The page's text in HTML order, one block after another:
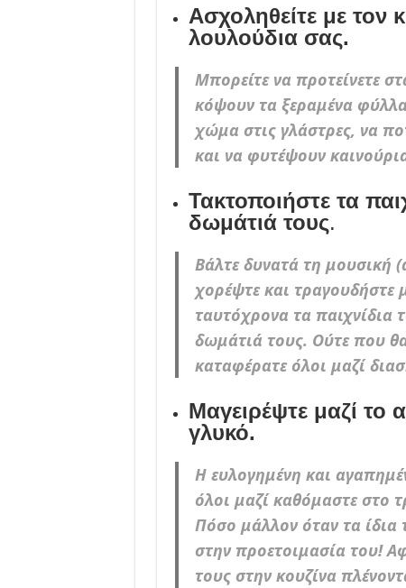
Ασχοληθείτε με τον
λουλούδια σας.
Μπορείτε να προτείνετε
κόψουν τα ξεραμένα
χώμα στις γλάστρες, να
και να φυτέψουν
Τακτοποιήστε τα
δωμάτιά τους.
Βάλτε δυνατά τη μουσική
χορέψτε και τραγουδήστε
ταυτόχρονα τα παιχνίδια
δωμάτιά τους. Ούτε που
καταφέρατε όλοι μαζί
Μαγειρέψτε μαζί το
γλυκό.
Η ευλογημένη και
όλοι μαζί καθόμαστε στο
Πόσο μάλλον όταν τα ίδια
στην προετοιμασία του!
τους στην κουζίνα